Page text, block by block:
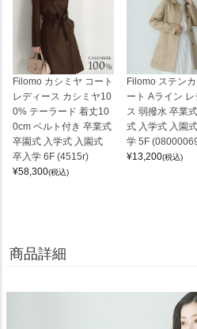
Filomo カシミヤ コート
レディース カシミヤ10
0% テーラード 着丈10
0cm ベルト付き 卒業式
卒園式 入学式 入園式
卒入学 6F (4515r)
¥58,300(税込)
Filomo ステン
ート Aライン レ
ス 弱撥水 卒業
式 入学式 入園
学 5F
¥13,200(税込)
商品詳細